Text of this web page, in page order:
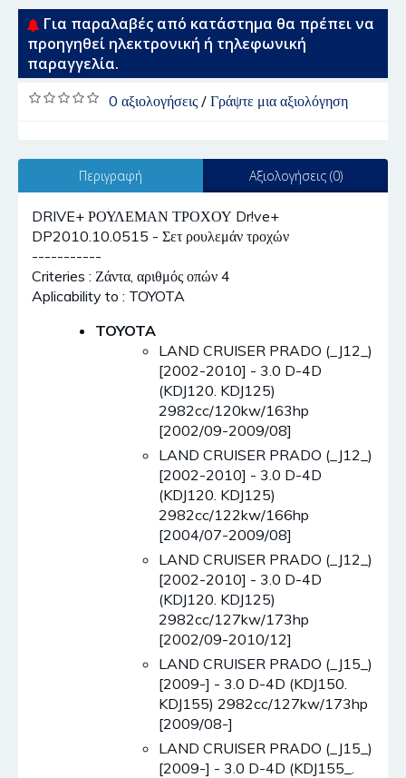
Για παραλαβές από κατάστημα θα πρέπει να
προηγηθεί ηλεκτρονική ή τηλεφωνική
παραγγελία.
0 αξιολογήσεις/ Γράψτε μια αξιολόγηση
Περιγραφή Αξιολογήσεις (0)
DRIVE+ ΡΟΥΛΕΜΑΝ ΤΡΟΧΟΥ Dr!ve+
DP2010.10.0515 - Σετ ρουλεμάν τροχών
-----------
Criteries : Ζάντα, αριθμός οπών 4
Aplicability to : TOYOTA
TOYOTA
LAND CRUISER PRADO (_J12_)
[2002-2010] - 3.0 D-4D
(KDJ120. KDJ125)
2982cc/120kw/163hp
[2002/09-2009/08]
LAND CRUISER PRADO (_J12_)
[2002-2010] - 3.0 D-4D
(KDJ120. KDJ125)
2982cc/122kw/166hp
[2004/07-2009/08]
LAND CRUISER PRADO (_J12_)
[2002-2010] - 3.0 D-4D
(KDJ120. KDJ125)
2982cc/127kw/173hp
[2002/09-2010/12]
LAND CRUISER PRADO (_J15_)
[2009-] - 3.0 D-4D (KDJ150.
KDJ155) 2982cc/127kw/173hp
[2009/08-]
LAND CRUISER PRADO (_J15_)
[2009-] - 3.0 D-4D (KDJ155_.